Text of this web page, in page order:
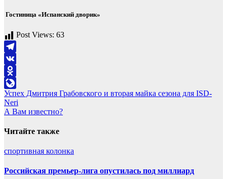
Гостиница «Испанский дворик»
Post Views: 63
Telegram
VK
Odnoklassniki
LiveJournal
Навигация
по
Успех Дмитрия Грабовского и вторая майка сезона для ISD-
Neri
А Вам известно?
Читайте также
спортивная колонка
Российская премьер-лига опустилась под миллиард